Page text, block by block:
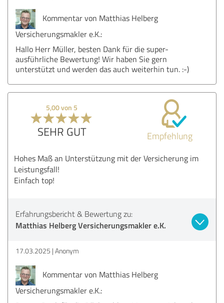
Kommentar von Matthias Helberg
Versicherungsmakler e.K.:
Hallo Herr Müller, besten Dank für die super-
ausführliche Bewertung! Wir haben Sie gern
unterstützt und werden das auch weiterhin tun. :-)
5,00 von 5
SEHR GUT Empfehlung
Hohes Maß an Unterstützung mit der Versicherung im
Leistungsfall!
Einfach top!
Erfahrungsbericht & Bewertung zu:
Matthias Helberg Versicherungsmakler e.K.
17.03.2025 Anonym
Kommentar von Matthias Helberg
Versicherungsmakler e.K.: